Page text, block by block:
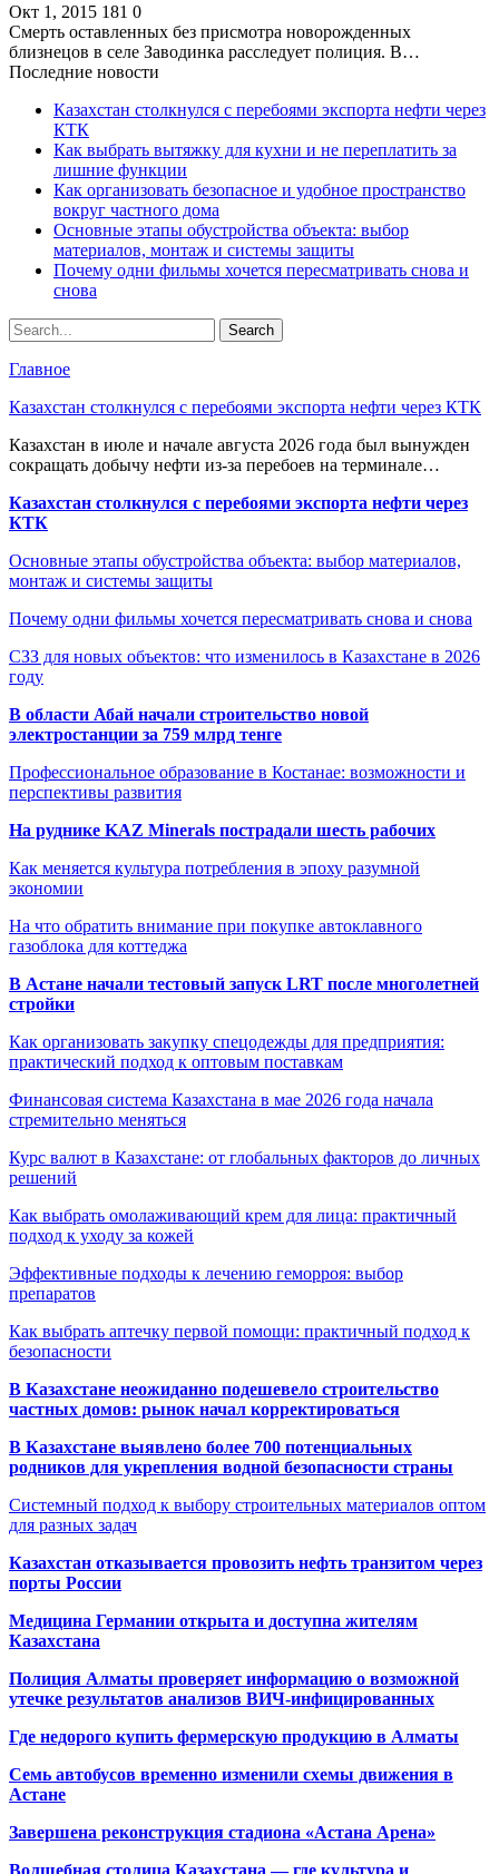
Окт 1, 2015 181 0
Смерть оставленных без присмотра новорожденных
близнецов в селе Заводинка расследует полиция. В…
Последние новости
Казахстан столкнулся с перебоями экспорта нефти через
КТК
Как выбрать вытяжку для кухни и не переплатить за
лишние функции
Как организовать безопасное и удобное пространство
вокруг частного дома
Основные этапы обустройства объекта: выбор
материалов, монтаж и системы защиты
Почему одни фильмы хочется пересматривать снова и
снова
Главное
Казахстан столкнулся с перебоями экспорта нефти через КТК
Казахстан в июле и начале августа 2026 года был вынужден
сокращать добычу нефти из-за перебоев на терминале…
Казахстан столкнулся с перебоями экспорта нефти через
КТК
Основные этапы обустройства объекта: выбор материалов,
монтаж и системы защиты
Почему одни фильмы хочется пересматривать снова и снова
СЗЗ для новых объектов: что изменилось в Казахстане в 2026
году
В области Абай начали строительство новой
электростанции за 759 млрд тенге
Профессиональное образование в Костанае: возможности и
перспективы развития
На руднике KAZ Minerals пострадали шесть рабочих
Как меняется культура потребления в эпоху разумной
экономии
На что обратить внимание при покупке автоклавного
газоблока для коттеджа
В Астане начали тестовый запуск LRT после многолетней
стройки
Как организовать закупку спецодежды для предприятия:
практический подход к оптовым поставкам
Финансовая система Казахстана в мае 2026 года начала
стремительно меняться
Курс валют в Казахстане: от глобальных факторов до личных
решений
Как выбрать омолаживающий крем для лица: практичный
подход к уходу за кожей
Эффективные подходы к лечению геморроя: выбор
препаратов
Как выбрать аптечку первой помощи: практичный подход к
безопасности
В Казахстане неожиданно подешевело строительство
частных домов: рынок начал корректироваться
В Казахстане выявлено более 700 потенциальных
родников для укрепления водной безопасности страны
Системный подход к выбору строительных материалов оптом
для разных задач
Казахстан отказывается провозить нефть транзитом через
порты России
Медицина Германии открыта и доступна жителям
Казахстана
Полиция Алматы проверяет информацию о возможной
утечке результатов анализов ВИЧ-инфицированных
Где недорого купить фермерскую продукцию в Алматы
Семь автобусов временно изменили схемы движения в
Астане
Завершена реконструкция стадиона «Астана Арена»